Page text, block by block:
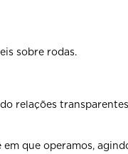
sobre rodas.
relações
que operamos,